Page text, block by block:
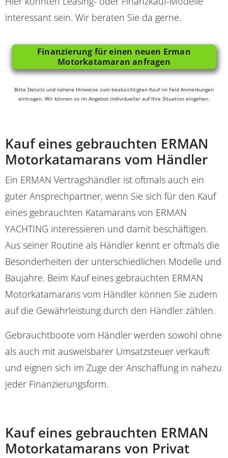
interessant sein. Wir beraten Sie da gerne.
Finanzierung für einen neuen Erman
Motorkatamaran anfragen
Bitte Details und nähere Hinweise zum beabsichtigten Kauf im Feld Anmerkungen
eintragen. Wir können so im Angebot individueller auf Ihre Situation eingehen.
Kauf eines gebrauchten ERMAN
Motorkatamarans vom Händler
Ein ERMAN Vertragshändler ist oftmals auch ein
guter Ansprechpartner, wenn Sie sich für den Kauf
eines gebrauchten Katamarans von ERMAN
YACHTING interessieren und damit beschäftigen.
Aus seiner Routine als Händler kennt er oftmals die
Besonderheiten der unterschiedlichen Modelle und
Baujahre. Beim Kauf eines gebrauchten ERMAN
Motorkatamarans vom Händler können Sie zudem
auf die Gewährleistung durch den Händler zählen.
Gebrauchtboote vom Händler werden sowohl ohne
als auch mit ausweisbarer Umsatzsteuer verkauft
und eignen sich im Zuge der Anschaffung in nahezu
jeder Finanzierungsform.
Kauf eines gebrauchten ERMAN
Motorkatamarans von Privat